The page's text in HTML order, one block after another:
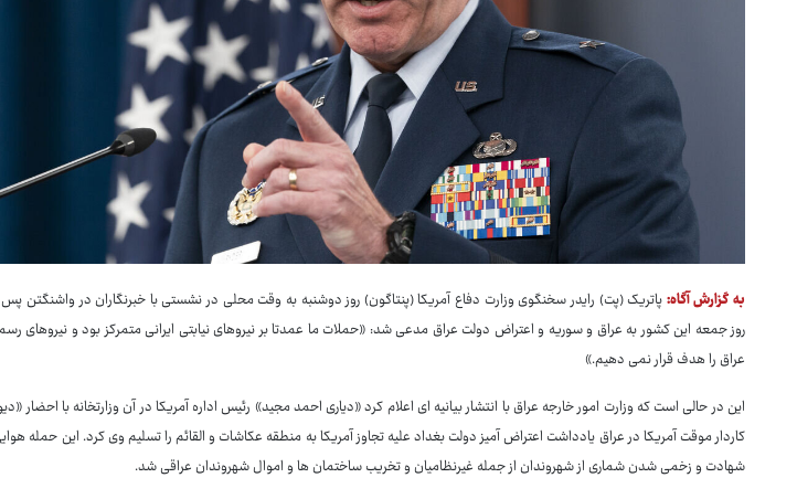
به گزارش آگاه:پاتریک (پت) رایدر سخنگوی وزارت دفاع آمریکا (پنتاگون) روز دوشنبه به وقت محلی در نشستی با خبرنگاران در واشنگتن
روز جمعه این کشور به عراق و سوریه و اعتراض دولت عراق مدعی شد: «حملات ما عمدتا بر نیروهای نیابتی ایرانی متمرکز بود و نیروهای
عراق را هدف قرار نمی دهیم.»
این در حالی است که وزارت امور خارجه عراق با انتشار بیانیه ای اعلام کرد «دیاری احمد مجید» رئیس اداره آمریکا در آن وزارتخانه با احضار
کاردار موقت آمریکا در عراق یادداشت اعتراض آمیز دولت بغداد علیه تجاوز آمریکا به منطقه عکاشات و القائم را تسلیم وی کرد. این حمله
شهادت و زخمی شدن شماری از شهروندان از جمله غیرنظامیان و تخریب ساختمان ها و اموال شهروندان عراقی شد.